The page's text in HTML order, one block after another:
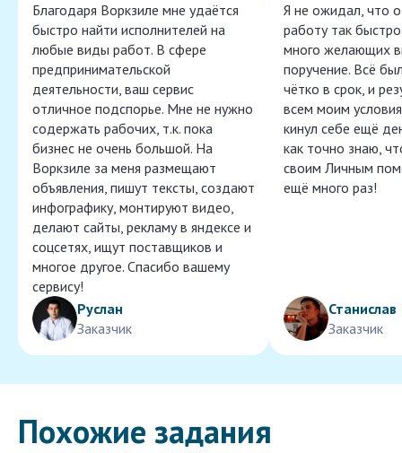
Благодаря Воркзиле мне удаётся
быстро найти исполнителей на
любые виды работ. В сфере
предпринимательской
деятельности, ваш сервис
отличное подспорье. Мне не нужно
содержать рабочих, т.к. пока
бизнес не очень большой. На
Воркзиле за меня размещают
объявления, пишут тексты, создают
инфографику, монтируют видео,
делают сайты, рекламу в яндексе и
соцсетях, ищут поставщиков и
многое другое. Спасибо вашему
сервису!
Руслан
Заказчик
Я не ожидал, что
работу так
много желающих
поручение. Всё
чётко в срок, и
всем моим
кинул себе ещё
как точно знаю,
своим Личным
ещё много раз!
Станислав
Заказчик
Похожие задания